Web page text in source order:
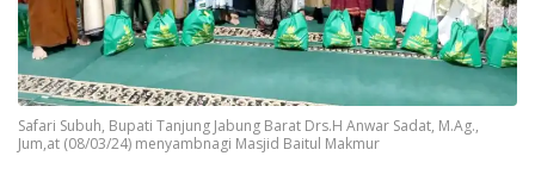
Safari Subuh, Bupati Tanjung Jabung Barat Drs.H Anwar Sadat, M.Ag.,
Jum,at (08/03/24) menyambnagi Masjid Baitul Makmur